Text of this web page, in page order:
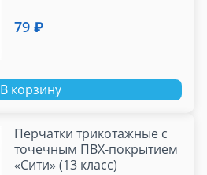
79 ₽
В корзину
Перчатки трикотажные с
точечным ПВХ-покрытием
«Сити» (13 класс)